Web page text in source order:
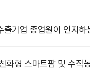
출기업 종업원이 인지
화형 스마트팜 및 수직